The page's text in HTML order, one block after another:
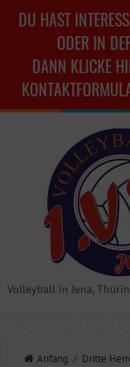
DU HAST
ODER IN
DANN KLICKE
Volleyball in Jena,
Anfang / Dritte